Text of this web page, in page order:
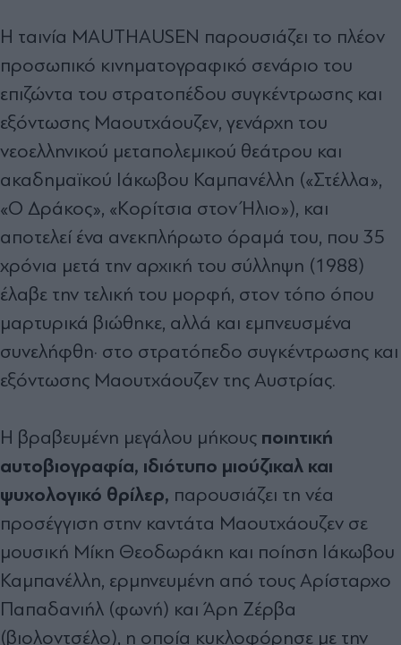
Η ταινία MAUTHAUSEN παρουσιάζει τo πλέον
προσωπικό κινηματογραφικό σενάριο του
επιζώντα του στρατοπέδου συγκέντρωσης και
εξόντωσης Μαουτχάουζεν, γενάρχη του
νεοελληνικού μεταπολεμικού θεάτρου και
ακαδημαϊκού Ιάκωβου Καμπανέλλη («Στέλλα»,
«Ο Δράκος», «Κορίτσια στον Ήλιο»), και
αποτελεί ένα ανεκπλήρωτο όραμά του, που 35
χρόνια μετά την αρχική του σύλληψη (1988)
έλαβε την τελική του μορφή, στον τόπο όπου
μαρτυρικά βιώθηκε, αλλά και εμπνευσμένα
συνελήφθη· στο στρατόπεδο συγκέντρωσης και
εξόντωσης Μαουτχάουζεν της Αυστρίας.
Η βραβευμένη μεγάλου μήκους ποιητική
αυτοβιογραφία, ιδιότυπο μιούζικαλ και
ψυχολογικό θρίλερ, παρουσιάζει τη νέα
προσέγγιση στην καντάτα Μαουτχάουζεν σε
μουσική Μίκη Θεοδωράκη και ποίηση Ιάκωβου
Καμπανέλλη, ερμηνευμένη από τους Αρίσταρχο
Παπαδανιήλ (φωνή) και Άρη Ζέρβα
(βιολοντσέλο), η οποία κυκλοφόρησε με την